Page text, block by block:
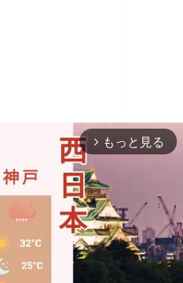
arrow_forward_ios もっと見る